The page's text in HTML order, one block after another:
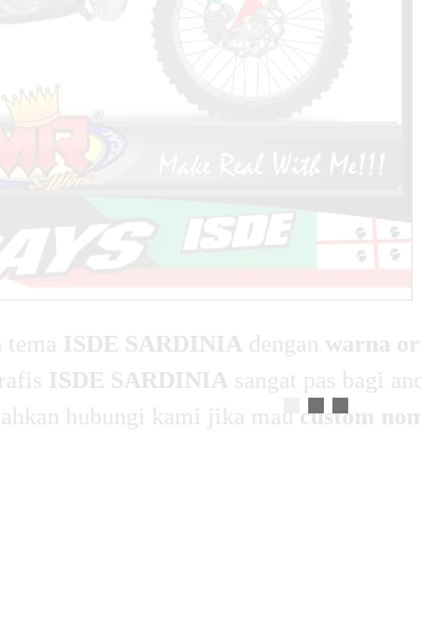
tema ISDE SARDINIA dengan warna
ISDE SARDINIA sangat pas bagi
hubungi kami jika mau custom